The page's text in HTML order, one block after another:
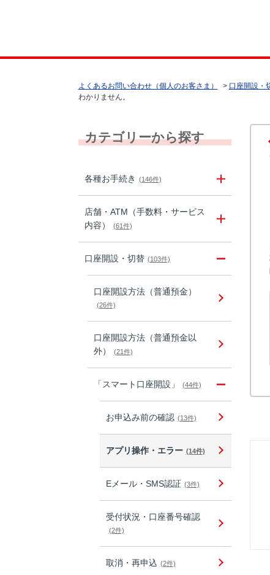
よくあるお問い合わせ（個人のお客さま） > 口座開設・
わかりません。
カテゴリーから探す
各種お手続き (146件)
店舗・ATM（手数料・サービス
内容）
(61件)
口座開設・切替 (103件)
口座開設方法（普通預金）
(26件)
口座開設方法（普通預金以
外）
(21件)
「スマート口座開設」 (44件)
お申込み前の確認 (13件)
アプリ操作・エラー (14件)
Eメール・SMS認証 (3件)
受付状況・口座番号確認
(2件)
取消・再申込 (2件)